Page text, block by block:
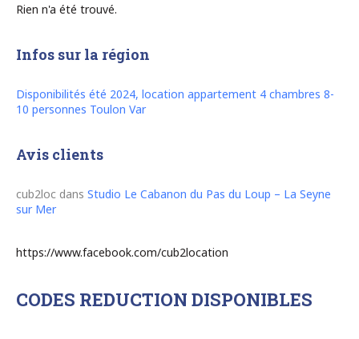
Rien n'a été trouvé.
Infos sur la région
Disponibilités été 2024, location appartement 4 chambres 8-
10 personnes Toulon Var
Avis clients
cub2loc dans Studio Le Cabanon du Pas du Loup – La Seyne
sur Mer
https://www.facebook.com/cub2location
CODES REDUCTION DISPONIBLES